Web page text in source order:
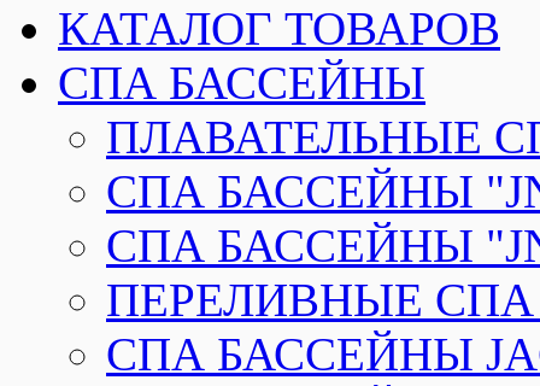
КАТАЛОГ ТОВАРОВ
СПА БАССЕЙНЫ
ПЛАВАТЕЛЬНЫЕ
СПА БАССЕЙНЫ
СПА БАССЕЙНЫ
ПЕРЕЛИВНЫЕ СПА
СПА БАССЕЙНЫ